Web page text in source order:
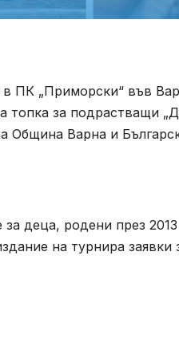
ПК „Приморски“ във
топка за подрастващи
Община Варна и
за деца, родени през
на турнира